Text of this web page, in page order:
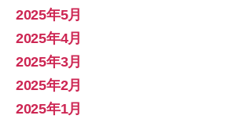
2025年5月
2025年4月
2025年3月
2025年2月
2025年1月